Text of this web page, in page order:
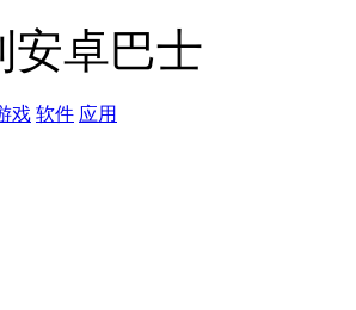
安卓巴士
戏 软件 应用